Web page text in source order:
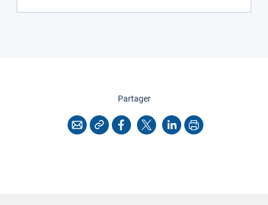
Partagercette page
CourrielCopier l'adresse
Facebook
X LinkedInImprimer